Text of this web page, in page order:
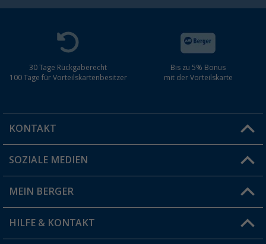
30 Tage Rückgaberecht
100 Tage für Vorteilskartenbesitzer
Bis zu 5% Bonus
mit der Vorteilskarte
KONTAKT
Du hast eine Frage?
Filiale finden
SOZIALE MEDIEN
MEIN BERGER
Vorteilskarte
HILFE & KONTAKT